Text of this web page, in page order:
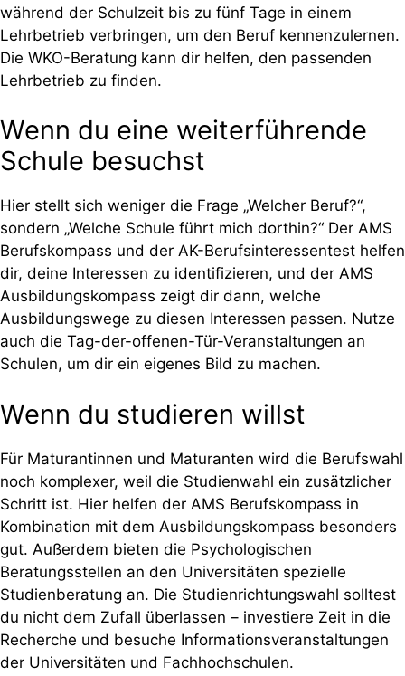
während der Schulzeit bis zu fünf Tage in einem
Lehrbetrieb verbringen, um den Beruf kennenzulernen.
Die WKO-Beratung kann dir helfen, den passenden
Lehrbetrieb zu finden.
Wenn du eine weiterführende
Schule besuchst
Hier stellt sich weniger die Frage „Welcher Beruf?“,
sondern „Welche Schule führt mich dorthin?“ Der AMS
Berufskompass und der AK-Berufsinteressentest helfen
dir, deine Interessen zu identifizieren, und der AMS
Ausbildungskompass zeigt dir dann, welche
Ausbildungswege zu diesen Interessen passen. Nutze
auch die Tag-der-offenen-Tür-Veranstaltungen an
Schulen, um dir ein eigenes Bild zu machen.
Wenn du studieren willst
Für Maturantinnen und Maturanten wird die Berufswahl
noch komplexer, weil die Studienwahl ein zusätzlicher
Schritt ist. Hier helfen der AMS Berufskompass in
Kombination mit dem Ausbildungskompass besonders
gut. Außerdem bieten die Psychologischen
Beratungsstellen an den Universitäten spezielle
Studienberatung an. Die Studienrichtungswahl solltest
du nicht dem Zufall überlassen – investiere Zeit in die
Recherche und besuche Informationsveranstaltungen
der Universitäten und Fachhochschulen.